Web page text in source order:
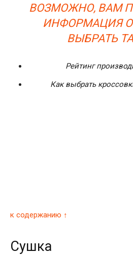
ВОЗМОЖНО, ВАМ
ИНФОРМАЦИЯ О
ВЫБРАТЬ
Рейтинг
Как выбрать
к содержанию ↑
Сушка